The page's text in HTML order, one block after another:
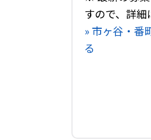
すので、詳細
» 市ヶ谷・番
る